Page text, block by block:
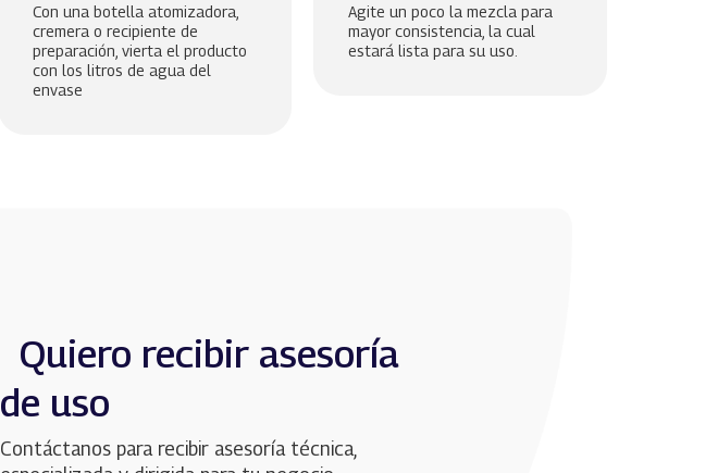
Con una botella atomizadora,
cremera o recipiente de
preparación, vierta el producto
con los litros de agua del
envase
Agite un poco la mezcla para
mayor consistencia, la cual
estará lista para su uso.
Quiero recibir asesoría
de uso
Contáctanos para recibir asesoría técnica,